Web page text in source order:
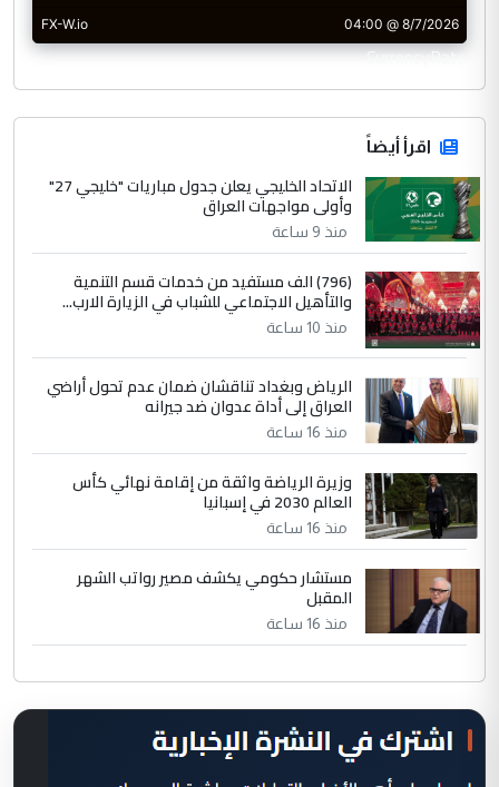
CurrencyRate
اقرأ أيضاً
الاتحاد الخليجي يعلن جدول مباريات "خليجي 27"
وأولى مواجهات العراق
منذ 9 ساعة
(796) الف مستفيد من خدمات قسم التنمية
والتأهيل الاجتماعي للشباب في الزيارة الارب...
منذ 10 ساعة
الرياض وبغداد تناقشان ضمان عدم تحول أراضي
العراق إلى أداة عدوان ضد جيرانه
منذ 16 ساعة
وزيرة الرياضة واثقة من إقامة نهائي كأس
العالم 2030 في إسبانيا
منذ 16 ساعة
مستشار حكومي يكشف مصير رواتب الشهر
المقبل
منذ 16 ساعة